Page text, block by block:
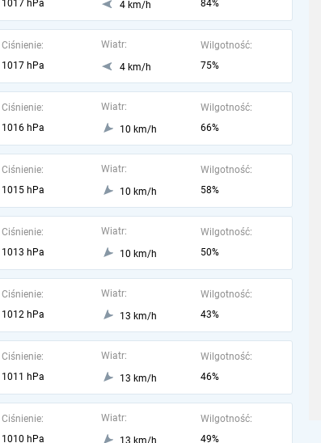
1017 hPa
4 km/h
84%
Ciśnienie:
1017 hPa
Wiatr:
4 km/h
Wilgotność:
75%
Ciśnienie:
1016 hPa
Wiatr:
10 km/h
Wilgotność:
66%
Ciśnienie:
1015 hPa
Wiatr:
10 km/h
Wilgotność:
58%
Ciśnienie:
1013 hPa
Wiatr:
10 km/h
Wilgotność:
50%
Ciśnienie:
1012 hPa
Wiatr:
13 km/h
Wilgotność:
43%
Ciśnienie:
1011 hPa
Wiatr:
13 km/h
Wilgotność:
46%
Ciśnienie:
1010 hPa
Wiatr:
13 km/h
Wilgotność:
49%